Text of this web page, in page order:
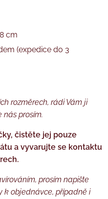
cm
(expedice do 3
rozměrech, rádi Vám ji
nás prosím.
čistěte jej pouze
a vyvarujte se kontaktu
prosím napište
k objednávce, případně i